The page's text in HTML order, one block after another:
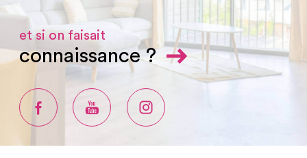
et si on faisait
connaissance ?